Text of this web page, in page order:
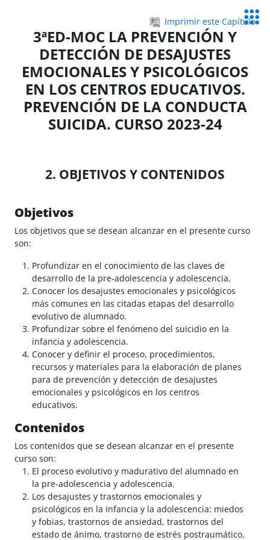
Imprimir este Capítulo
3ªED-MOC LA PREVENCIÓN Y
DETECCIÓN DE DESAJUSTES
EMOCIONALES Y PSICOLÓGICOS
EN LOS CENTROS EDUCATIVOS.
PREVENCIÓN DE LA CONDUCTA
SUICIDA. CURSO 2023-24
2. OBJETIVOS Y CONTENIDOS
Objetivos
Los objetivos que se desean alcanzar en el presente curso
son:
Profundizar en el conocimiento de las claves de
desarrollo de la pre-adolescencia y adolescencia.
Conocer los desajustes emocionales y psicológicos
más comunes en las citadas etapas del desarrollo
evolutivo de alumnado.
Profundizar sobre el fenómeno del suicidio en la
infancia y adolescencia.
Conocer y definir el proceso, procedimientos,
recursos y materiales para la elaboración de planes
para de prevención y detección de desajustes
emocionales y psicológicos en los centros
educativos.
Contenidos
Los contenidos que se desean alcanzar en el presente
curso son:
El proceso evolutivo y madurativo del alumnado en
la pre-adolescencia y adolescencia.
Los desajustes y trastornos emocionales y
psicológicos en la infancia y la adolescencia: miedos
y fobias, trastornos de ansiedad, trastornos del
estado de ánimo, trastorno de estrés postraumático,